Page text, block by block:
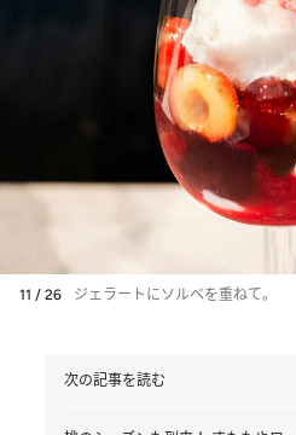
11 / 26 ジェラートにソルベを重ねて。
次の記事を読む